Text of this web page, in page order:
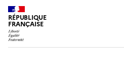
RÉPUBLIQUE
FRANÇAISE